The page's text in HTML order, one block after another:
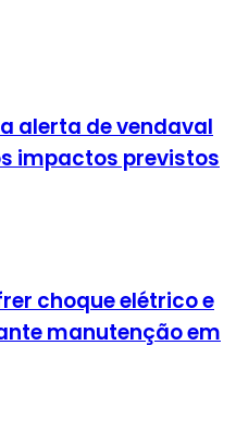
alerta de vendaval
impactos previstos
choque elétrico e
manutenção em